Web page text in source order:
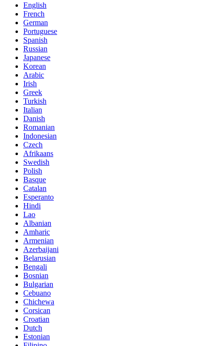
English
French
German
Portuguese
Spanish
Russian
Japanese
Korean
Arabic
Irish
Greek
Turkish
Italian
Danish
Romanian
Indonesian
Czech
Afrikaans
Swedish
Polish
Basque
Catalan
Esperanto
Hindi
Lao
Albanian
Amharic
Armenian
Azerbaijani
Belarusian
Bengali
Bosnian
Bulgarian
Cebuano
Chichewa
Corsican
Croatian
Dutch
Estonian